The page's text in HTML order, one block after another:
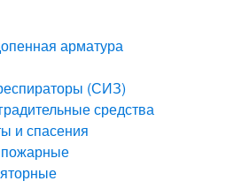
арматура
(СИЗ)
средства
и спасения